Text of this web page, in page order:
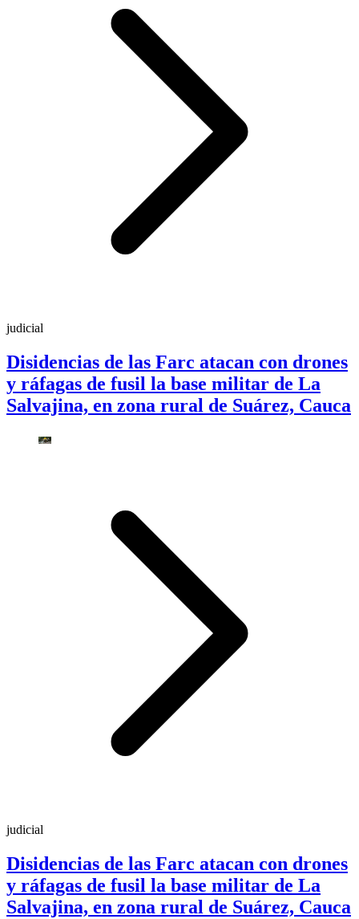
judicial
Disidencias de las Farc atacan con drones
y ráfagas de fusil la base militar de La
Salvajina, en zona rural de Suárez, Cauca
judicial
Disidencias de las Farc atacan con drones
y ráfagas de fusil la base militar de La
Salvajina, en zona rural de Suárez, Cauca